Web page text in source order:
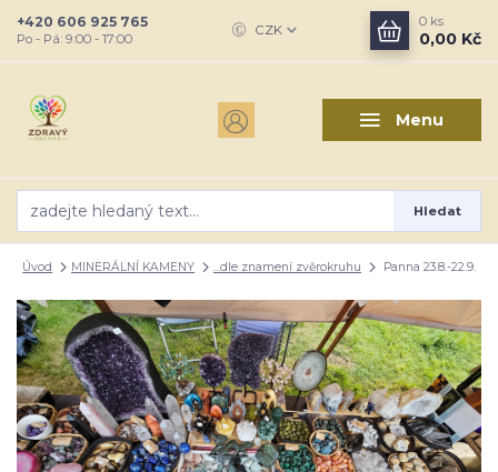
Menu
CZK
Hledat
+420 606 925 765
Po - Pá: 9:00 - 17:00
0 ks
0,00 Kč
Úvod MINERÁLNÍ KAMENY ...dle znamení zvěrokruhu Panna 23.8.-22.9.